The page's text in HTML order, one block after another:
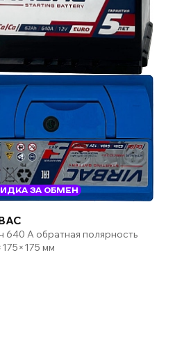
ЗА ОБМЕН
640 А обратная полярность
мм